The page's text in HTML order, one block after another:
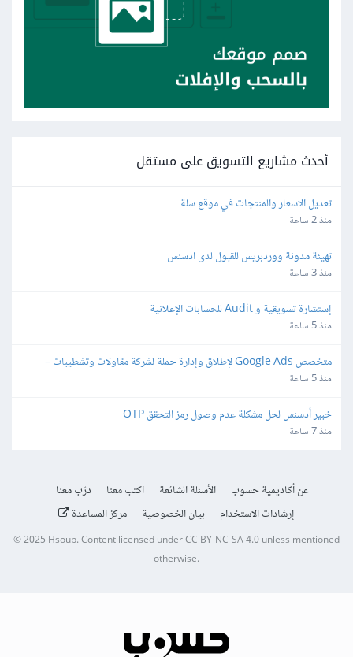
أحدث مشاريع التسويق على مستقل
تعديل الاسعار والمنتجات في موقع سلة
منذ 2 ساعة
تهيئة مدونة ووردبريس للقبول لدى ادسنس
منذ 3 ساعة
إستشارة تسويقية و Audit للحسابات الإعلانية
منذ 5 ساعة
Lead Generation
منذ 5 ساعة
خبير أدسنس لحل مشكلة عدم وصول رمز التحقق OTP
منذ 7 ساعة
عن أكاديمية حسوب الأسئلة الشائعة اكتب معنا
درّب معنا
إرشادات الاستخدام
بيان الخصوصية مركز المساعدة
© 2025 Hsoub.Content licensed underCC BY-NC-SA 4.0unless mentioned
otherwise.